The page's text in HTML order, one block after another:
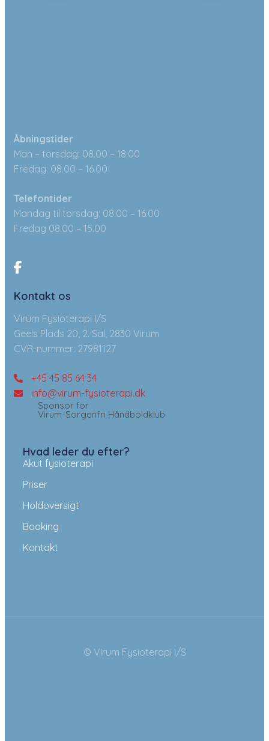
Åbningstider
Man – torsdag: 08.00 – 18.00
Fredag: 08.00 – 16.00
Telefontider
Mandag til torsdag: 08.00 – 16.00
Fredag 08.00 – 15.00
Kontakt os
Virum Fysioterapi I/S
Geels Plads 20, 2. Sal, 2830 Virum
CVR-nummer: 27981127
+45 45 85 64 34
info@virum-fysioterapi.dk
Sponsor for
Virum-Sorgenfri Håndboldklub
Hvad leder du efter?
Akut fysioterapi
Priser
Holdoversigt
Booking
Kontakt
© Virum Fysioterapi I/S